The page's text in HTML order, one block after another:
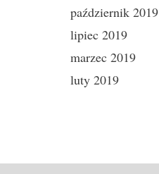
październik 2019
lipiec 2019
marzec 2019
luty 2019